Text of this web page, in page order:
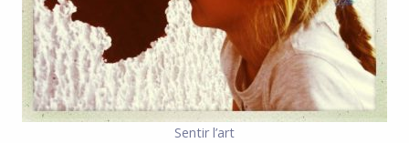
Sentir l’art